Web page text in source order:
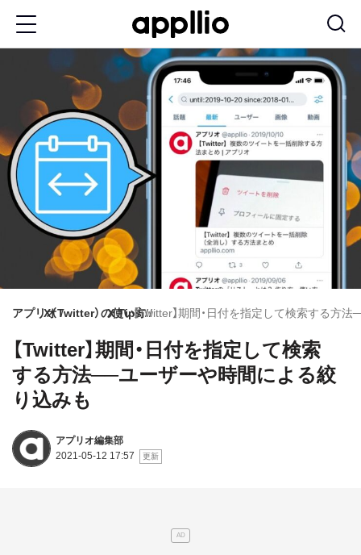
テ
ン
ツ
アプリオX（Twitter）の使い方
X Tips【Twitter】期間・日付を指定して検索する方
【Twitter】期間・日付を指定して検索
する方法──ユーザーや時間による絞
り込みも
アプリオ編集部
2021-05-12 17:57